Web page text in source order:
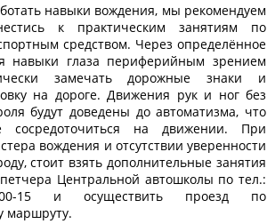
навыки вождения, мы рекомендуем
к практическим занятиям по
средством. Через определённое
навыки глаза периферийным зрением
замечать дорожные знаки и
на дороге. Движения рук и ног без
будут доведены до автоматизма, что
сосредоточиться на движении. При
вождения и отсутствии уверенности
стоит взять дополнительные занятия
Центральной автошколы по тел.:
15 и осуществить проезд по
маршруту.